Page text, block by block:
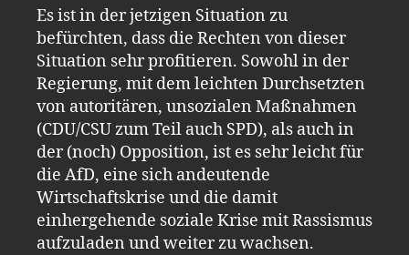
Es ist in der jetzigen Situation zu
befürchten, dass die Rechten von dieser
Situation sehr profitieren. Sowohl in der
Regierung, mit dem leichten Durchsetzten
von autoritären, unsozialen Maßnahmen
(CDU/CSU zum Teil auch SPD), als auch in
der (noch) Opposition, ist es sehr leicht für
die AfD, eine sich andeutende
Wirtschaftskrise und die damit
einhergehende soziale Krise mit Rassismus
aufzuladen und weiter zu wachsen.